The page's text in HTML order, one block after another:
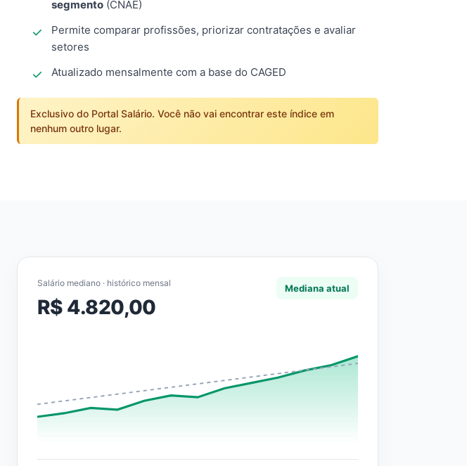
segmento (CNAE)
Permite comparar profissões, priorizar contratações e avaliar
setores
Atualizado mensalmente com a base do CAGED
Exclusivo do Portal Salário. Você não vai encontrar este índice em
nenhum outro lugar.
Salário mediano · histórico mensal
R$ 4.820,00
Mediana atual